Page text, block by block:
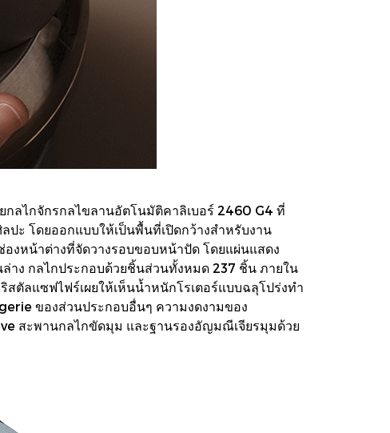
ลไกจักรกลไขลานอัตโนมัติคาลิเบอร์ 2460 G4 ที่
ะ โดยออกแบบให้เป็นพื้นที่เปิดกว้างสำหรับงาน
งหน้าต่างที่จัดวางรอบขอบหน้าปัด โดยแผ่นแสดง
าง กลไกประกอบด้วยชิ้นส่วนทั้งหมด 237 ชิ้น ภายใน
ตัลแซฟไฟร์เผยให้เห็นน้ำหนักโรเตอร์แบบฉลุโปร่งทำ
ของส่วนประกอบอื่นๆ ความงดงามของ
สะพานกลไกขัดมุม และฐานรองอัญมณีเจียรมุมด้วย